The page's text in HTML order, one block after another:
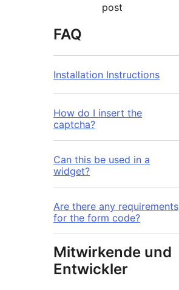
post
FAQ
Installation Instructions
How do I insert the
captcha?
Can this be used in a
widget?
Are there any requirements
for the form code?
Mitwirkende und
Entwickler